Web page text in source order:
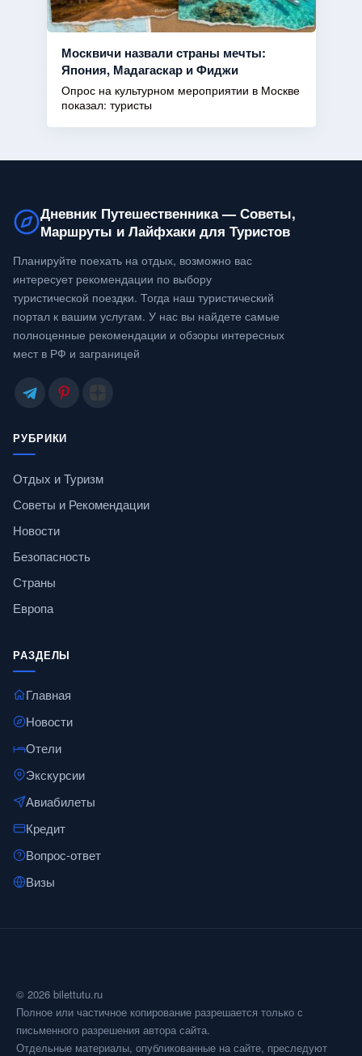
Москвичи назвали страны мечты:
Япония, Мадагаскар и Фиджи
Опрос на культурном мероприятии в Москве
показал: туристы
Дневник Путешественника — Советы,
Маршруты и Лайфхаки для Туристов
Планируйте поехать на отдых, возможно вас
интересует рекомендации по выбору
туристической поездки. Тогда наш туристический
портал к вашим услугам. У нас вы найдете самые
полноценные рекомендации и обзоры интересных
мест в РФ и заграницей
РУБРИКИ
Отдых и Туризм
Советы и Рекомендации
Новости
Безопасность
Страны
Европа
РАЗДЕЛЫ
Главная
Новости
Отели
Экскурсии
Авиабилеты
Кредит
Вопрос-ответ
Визы
© 2026 bilettutu.ru
Полное или частичное копирование разрешается только с
письменного разрешения автора сайта.
Отдельные материалы, опубликованные на сайте, преследуют